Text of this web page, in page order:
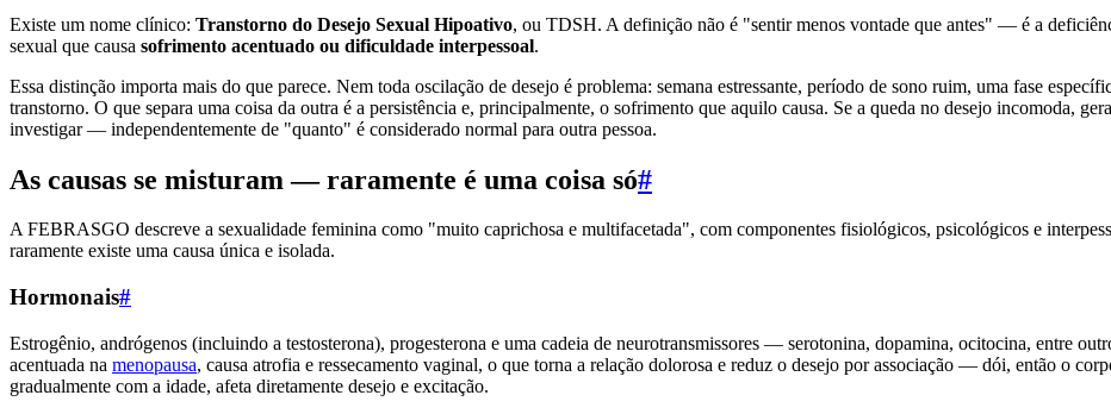
Existe um nome clínico: Transtorno do Desejo Sexual Hipoativo, ou TDSH. A definição não é "sentir menos vontade que antes" — é a
sexual que causa sofrimento acentuado ou dificuldade interpessoal.
Essa distinção importa mais do que parece. Nem toda oscilação de desejo é problema: semana estressante, período de sono ruim, uma fase
transtorno. O que separa uma coisa da outra é a persistência e, principalmente, o sofrimento que aquilo causa. Se a queda no desejo incomoda,
investigar — independentemente de "quanto" é considerado normal para outra pessoa.
As causas se misturam — raramente é uma coisa só#
A FEBRASGO descreve a sexualidade feminina como "muito caprichosa e multifacetada", com componentes fisiológicos, psicológicos e
raramente existe uma causa única e isolada.
Hormonais#
Estrogênio, andrógenos (incluindo a testosterona), progesterona e uma cadeia de neurotransmissores — serotonina, dopamina, ocitocina, entre
acentuada na menopausa, causa atrofia e ressecamento vaginal, o que torna a relação dolorosa e reduz o desejo por associação — dói, então o
gradualmente com a idade, afeta diretamente desejo e excitação.